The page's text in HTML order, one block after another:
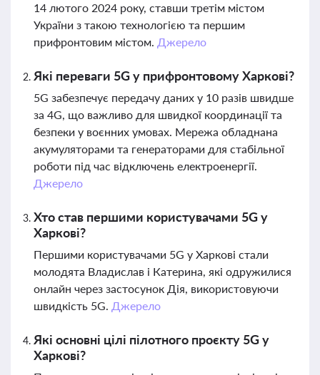
14 лютого 2024 року, ставши третім містом
України з такою технологією та першим
прифронтовим містом. Джерело
Які переваги 5G у прифронтовому Харкові?
5G забезпечує передачу даних у 10 разів швидше
за 4G, що важливо для швидкої координації та
безпеки у воєнних умовах. Мережа обладнана
акумуляторами та генераторами для стабільної
роботи під час відключень електроенергії.
Джерело
Хто став першими користувачами 5G у
Харкові?
Першими користувачами 5G у Харкові стали
молодята Владислав і Катерина, які одружилися
онлайн через застосунок Дія, використовуючи
швидкість 5G. Джерело
Які основні цілі пілотного проєкту 5G у
Харкові?